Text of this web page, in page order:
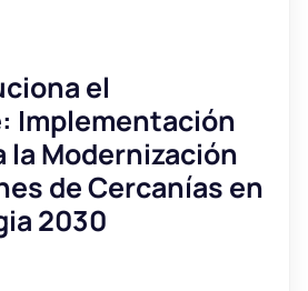
el
Implementación
la Modernización
de Cercanías en
2030